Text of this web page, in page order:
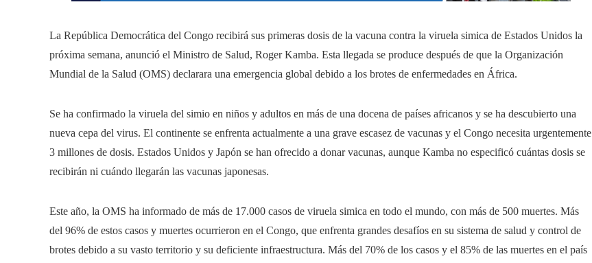
La República Democrática del Congo recibirá sus primeras dosis de la vacuna contra la viruela simica de Estados Unidos la
próxima semana, anunció el Ministro de Salud, Roger Kamba. Esta llegada se produce después de que la Organización
Mundial de la Salud (OMS) declarara una emergencia global debido a los brotes de enfermedades en África.
Se ha confirmado la viruela del simio en niños y adultos en más de una docena de países africanos y se ha descubierto una
nueva cepa del virus. El continente se enfrenta actualmente a una grave escasez de vacunas y el Congo necesita urgentemente
3 millones de dosis. Estados Unidos y Japón se han ofrecido a donar vacunas, aunque Kamba no especificó cuántas dosis se
recibirán ni cuándo llegarán las vacunas japonesas.
Este año, la OMS ha informado de más de 17.000 casos de viruela simica en todo el mundo, con más de 500 muertes. Más
del 96% de estos casos y muertes ocurrieron en el Congo, que enfrenta grandes desafíos en su sistema de salud y control de
brotes debido a su vasto territorio y su deficiente infraestructura. Más del 70% de los casos y el 85% de las muertes en el país